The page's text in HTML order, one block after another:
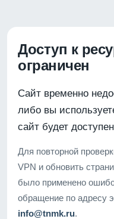
Доступ к
ограничен
Сайт временно
либо вы
сайт будет
Для повторной
VPN и обновить
было применено
обращение по адресу
info@tnmk.ru.